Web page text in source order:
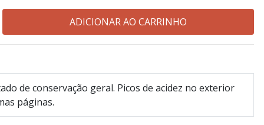
de conservação geral. Picos de acidez no exterior
páginas.